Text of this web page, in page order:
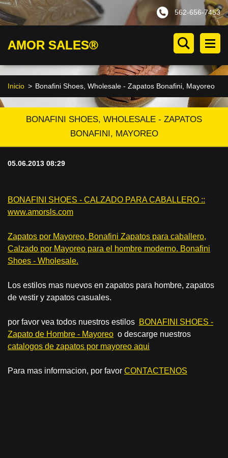
562-656-7453
AMOR SALES®
Inicio > Bonafini Shoes, Wholesale - Zapatos Bonafini, Mayoreo
BONAFINI SHOES, WHOLESALE - ZAPATOS
BONAFINI, MAYOREO
05.06.2013 08:29
BONAFINI SHOES - CALZADO PARA CABALLERO ::
www.amorsls.com
Zapatos por Mayoreo, Bonafini Zapatos para caballero,
Calzado por Mayoreo para el hombre moderno. Bonafini
Shoes - Wholesale.
Los estilos mas nuevos en zapatos para hombre, zapatos
de vestir y zapatos casuales.
por favor vea todos nuestros estilos BONAFINI SHOES -
Zapato de Hombre - Mayoreo o descarge nuestros
catalogos de zapatos por mayoreo aqui
Para mas informacion, por favor CONTACTENOS